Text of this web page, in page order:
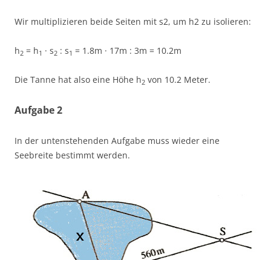
Wir multiplizieren beide Seiten mit s2, um h2 zu isolieren:
h2 = h1 · s2 : s1 = 1.8m · 17m : 3m = 10.2m
Die Tanne hat also eine Höhe h2 von 10.2 Meter.
Aufgabe 2
In der untenstehenden Aufgabe muss wieder eine
Seebreite bestimmt werden.